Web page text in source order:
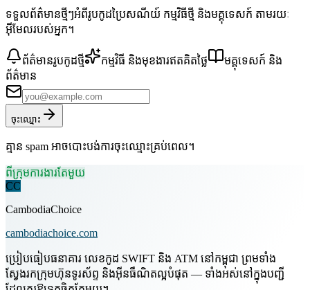
ទទួលព័ត៌មានថ្មីៗអំពីរូបកូដប្រៃសណីយ៍ កម្មវិធីថ្មី និងមគ្គុទេសក៍ តាមរយៈ
អ៊ីមែលរបស់អ្នក។
ព័ត៌មានរូបកូដថ្មី កម្មវិធី និងមុខងារឥតគិតថ្លៃ
មគ្គុទេសក៍ និង
ព័ត៌មាន
ចុះឈ្មោះ
គ្មាន spam អាចបោះបង់ការចុះឈ្មោះគ្រប់ពេល។
ពីក្រុមការងារតែមួយ
CC
CambodiaChoice
cambodiachoice.com
ប្រៀបធៀបធនាគារ លេខកូដ SWIFT និង ATM នៅកម្ពុជា ព្រមទាំង
ស្វែងរកក្រុមហ៊ុនទូរស័ព្ទ និងអ៊ីនធឺណិតល្អបំផុត — ទាំងអស់នៅក្នុងបញ្ជី